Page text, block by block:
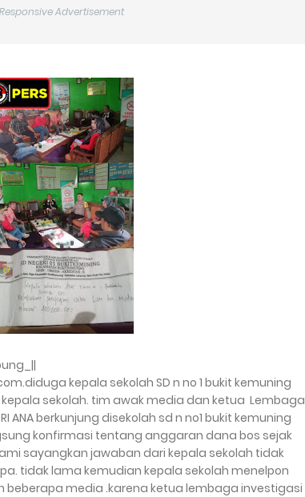
Responsive Advertisement
kepala sekolah SD n no 1 bukit kemuning
kepala sekolah. tim awak media dan ketua Lembaga
ANA berkunjung disekolah sd n no1 bukit kemuning
konfirmasi tentang anggaran dana bos sejak
sayangkan jawaban dari kepala sekolah tidak
tidak lama kemudian kepala sekolah menelpon
media .karena ketua lembaga investigasi